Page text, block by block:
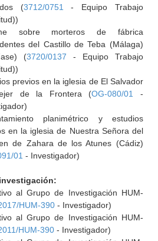
(3712/0751
- Equipo Trabajo
sobre morteros de fábrica
del Castillo de Teba (Málaga)
(3720/0137 - Equipo Trabajo
previos en la iglesia de El Salvador
de la Frontera (OG-080/01
-
planimétrico y estudios
en la iglesia de Nuestra Señora del
de Zahara de los Atunes (Cádiz)
01 - Investigador)
al Grupo de Investigación HUM-
HUM-390- Investigador)
al Grupo de Investigación HUM-
HUM-390- Investigador)